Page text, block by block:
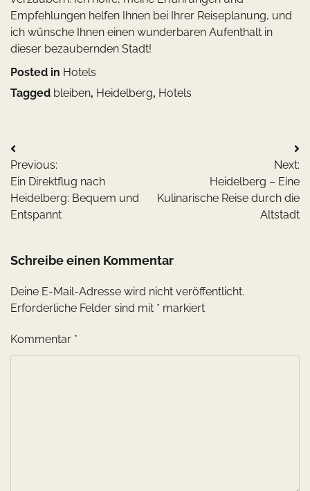
Empfehlungen helfen Ihnen bei Ihrer Reiseplanung, und
ich wünsche Ihnen einen wunderbaren Aufenthalt in
dieser bezaubernden Stadt!
Posted in Hotels
Tagged bleiben, Heidelberg, Hotels
Beitragsnavigation
Previous:
Ein Direktflug nach
Heidelberg: Bequem und
Entspannt
Next:
Heidelberg – Eine
Kulinarische Reise durch die
Altstadt
Schreibe einen Kommentar
Deine E-Mail-Adresse wird nicht veröffentlicht.
Erforderliche Felder sind mit * markiert
Kommentar *